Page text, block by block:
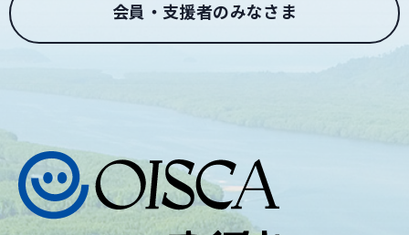
会員・支援者のみなさま